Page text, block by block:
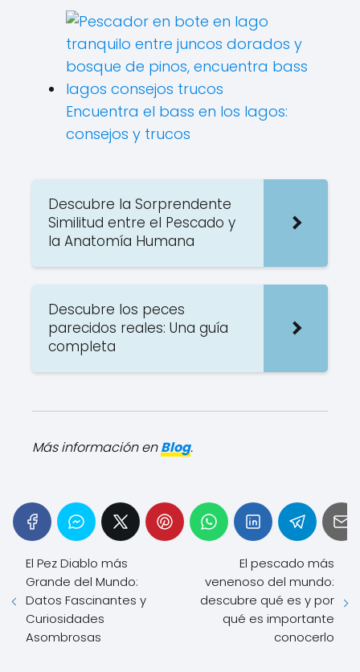
Encuentra el bass en los lagos:
consejos y trucos
Descubre la Sorprendente
Similitud entre el Pescado y
la Anatomía Humana
Descubre los peces
parecidos reales: Una guía
completa
Más información enBlog.
El Pez Diablo más
Grande del Mundo:
Datos Fascinantes y
Curiosidades
Asombrosas
El pescado más
venenoso del mundo:
descubre qué es y por
qué es importante
conocerlo